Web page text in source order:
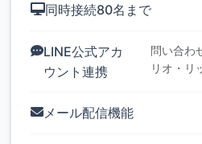
同時接続80名まで
LINE公式アカ
ウント連携
問い合わ
リオ・リ
メール配信機能